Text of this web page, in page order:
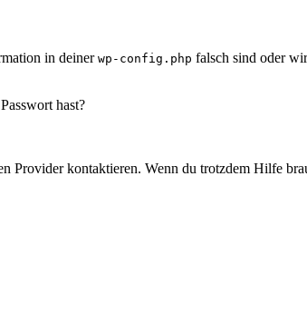
in deiner wp-config.php falsch sind oder
hast?
Provider kontaktieren. Wenn du trotzdem Hilfe